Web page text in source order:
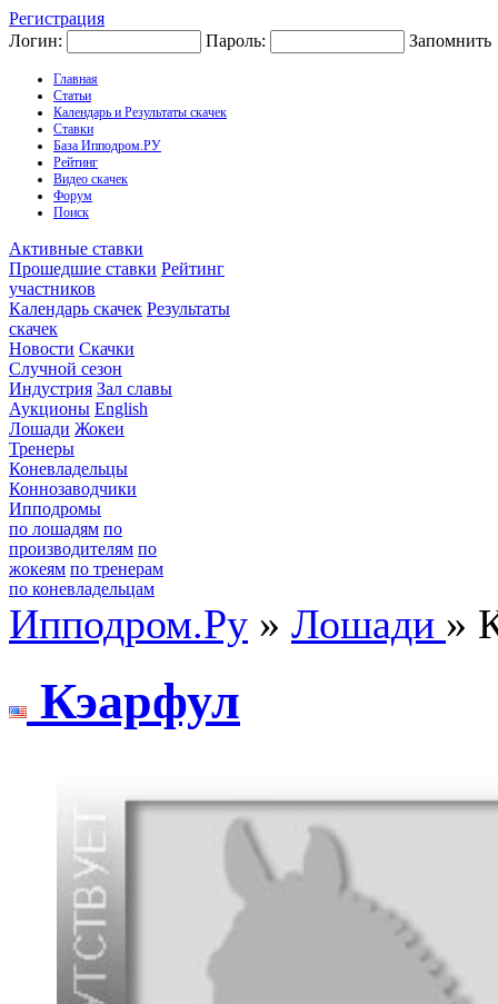
Регистрация
Логин:
Пароль: Запомнить
Главная
Статьи
Календарь и Результаты скачек
Ставки
База Ипподром.РУ
Рейтинг
Видео скачек
Форум
Поиск
Активные ставки
Прошедшие ставки Рейтинг
участников
Календарь скачек Результаты
скачек
Новости Скачки
Случной сезон
Индустрия Зал славы
Аукционы English
Лошади Жокеи
Тренеры
Коневладельцы
Коннозаводчики
Ипподромы
по лошадям по
производителям по
жокеям по тренерам
по коневладельцам
Ипподром.Ру » Лошади »
Кэаpфул